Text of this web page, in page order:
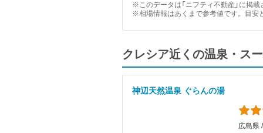
※このデータは「ニフティ不動産」に掲
※相場情報はあくまで参考値です。目安
クレシア近くの温泉・ス
神辺天然温泉 ぐらんの湯
広島県